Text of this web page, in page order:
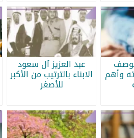
وأهم
عبد العزيز آل سعود
الابناء بالترتيب من الأكبر
للأصغر